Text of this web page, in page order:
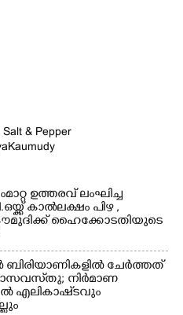
ഉത്തരവ് ലംഘിച്ച
കാൽലക്ഷം പിഴ ,​
ഹൈക്കോടതിയുടെ
ബിരിയാണികളിൽ ചേർത്തത്
നിർമാണ
എലികാഷ്‌ടവും